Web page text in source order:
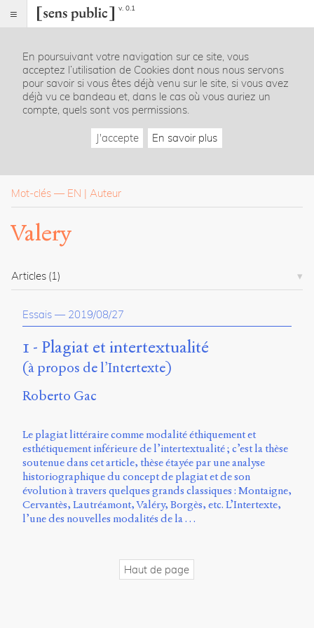
v. 0.1
Index
Rubriques
Essais
La
revue
Présentation
Publier
À
propos
site
Archipel
En
Mastodon
Université
de
Sherbrooke
Campus
En poursuivant votre navigation sur ce site, vous
acceptez l’utilisation de Cookies dont nous nous servons
pour savoir si vous êtes déjà venu sur le site, si vous avez
déjà vu ce bandeau et, dans le cas où vous auriez un
compte, quels sont vos permissions.
J'accepte En savoir plus
Mot-clés — EN Auteur
Valery
Articles (1)
Essais — 2019/08/27
1 - Plagiat et intertextualité
(à propos de l’Intertexte)
Roberto Gac
Le plagiat littéraire comme modalité éthiquement et
esthétiquement inférieure de l’intertextualité ; c’est la thèse
soutenue dans cet article, thèse étayée par une analyse
historiographique du concept de plagiat et de son
évolution à travers quelques grands classiques : Montaigne,
Cervantès, Lautréamont, Valéry, Borgès, etc. L’Intertexte,
l’une des nouvelles modalités de la …
Haut de page